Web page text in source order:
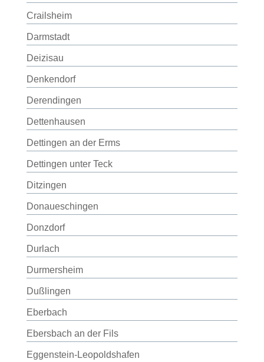
Crailsheim
Darmstadt
Deizisau
Denkendorf
Derendingen
Dettenhausen
Dettingen an der Erms
Dettingen unter Teck
Ditzingen
Donaueschingen
Donzdorf
Durlach
Durmersheim
Dußlingen
Eberbach
Ebersbach an der Fils
Eggenstein-Leopoldshafen